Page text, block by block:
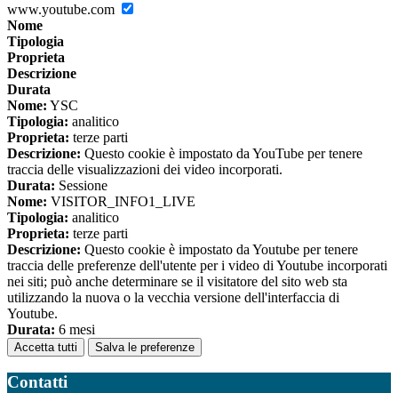
www.youtube.com
Nome
Tipologia
Proprieta
Descrizione
Durata
Nome: YSC
Tipologia: analitico
Proprieta: terze parti
Descrizione: Questo cookie è impostato da YouTube per tenere
traccia delle visualizzazioni dei video incorporati.
Durata: Sessione
Nome: VISITOR_INFO1_LIVE
Tipologia: analitico
Proprieta: terze parti
Descrizione: Questo cookie è impostato da Youtube per tenere
traccia delle preferenze dell'utente per i video di Youtube incorporati
nei siti; può anche determinare se il visitatore del sito web sta
utilizzando la nuova o la vecchia versione dell'interfaccia di
Youtube.
Durata: 6 mesi
Accetta tutti Salva le preferenze
Contatti